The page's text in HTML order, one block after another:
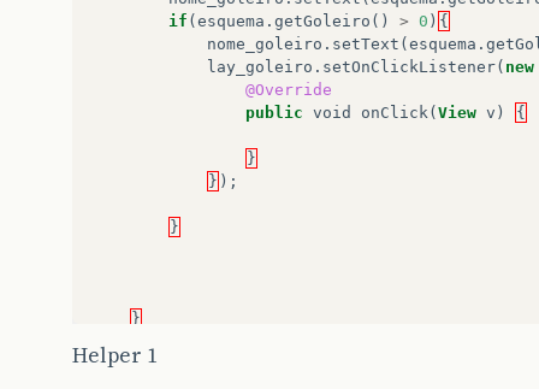
if ( esquema . getGoleiro () > 0 ) {
nome_goleiro . setText ( esquema .
lay_goleiro . setOnClickListener( new
@Override
public void onClick( View v ) {
}
} );
}
}
}
Helper 1